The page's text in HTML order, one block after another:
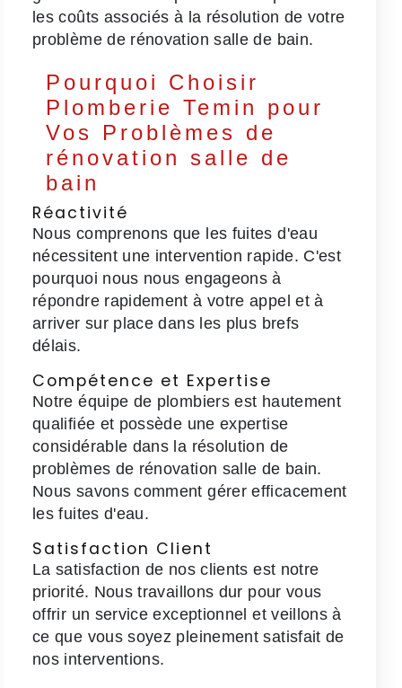
les coûts associés à la résolution de votre
problème de rénovation salle de bain.
Pourquoi Choisir
Plomberie Temin pour
Vos Problèmes de
rénovation salle de
bain
Réactivité
Nous comprenons que les fuites d'eau
nécessitent une intervention rapide. C'est
pourquoi nous nous engageons à
répondre rapidement à votre appel et à
arriver sur place dans les plus brefs
délais.
Compétence et Expertise
Notre équipe de plombiers est hautement
qualifiée et possède une expertise
considérable dans la résolution de
problèmes de rénovation salle de bain.
Nous savons comment gérer efficacement
les fuites d'eau.
Satisfaction Client
La satisfaction de nos clients est notre
priorité. Nous travaillons dur pour vous
offrir un service exceptionnel et veillons à
ce que vous soyez pleinement satisfait de
nos interventions.